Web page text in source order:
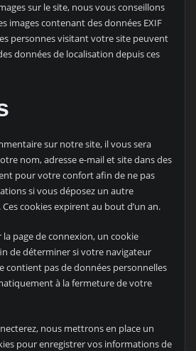
sur le site, nous vous conseillons
images contenant des données EXIF
personnes visitant votre site peuvent
données de localisation depuis ces
sur notre site, il vous sera
nom, adresse e-mail et site dans des
pour votre confort afin de ne pas
si vous déposez un autre
cookies expirent au bout d’un an.
page de connexion, un cookie
de déterminer si votre navigateur
contient pas de données personnelles
à la fermeture de votre
nous mettrons en place un
pour enregistrer vos informations de